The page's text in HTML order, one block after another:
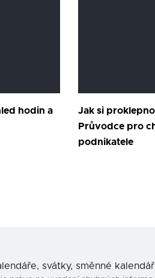
hodin a
Jak si
Průvodce pro
podnikatele
svátky, směnné